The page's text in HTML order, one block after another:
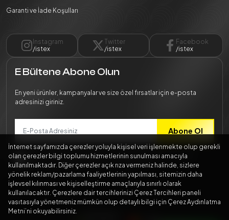
Garanti ve İade Koşulları
Instagram
/istex
Twitter
/istex
Facebook
/istex
E Bültene Abone Olun
En yeni ürünler, kampanyalar ve size özel fırsatlar için e-posta
adresinizi giriniz.
Abone Ol
BilgileriminKişisel Verilerin Korunması Kanunu mevzuatına
uygun şekilde işlenmesini kabul ediyorum.
İnternet sayfamızda çerezler yoluyla kişisel veri işlenmekte olup gerekli
olan çerezler bilgi toplumu hizmetlerinin sunulması amacıyla
kullanılmaktadır. Diğer çerezler açık rıza vermeniz halinde, sizlere
yönelik reklam/pazarlama faaliyetlerinin yapılması, sitemizin daha
işlevsel kılınması ve kişiselleştirme amaçlarıyla sınırlı olarak
kullanılacaktır. Çerezlere dair tercihlerinizi Çerez Tercihleri paneli
vasıtasıyla yönetmeniz mümkün olup detaylı bilgi için Çerez Aydınlatma
Metni’ni okuyabilirsiniz.